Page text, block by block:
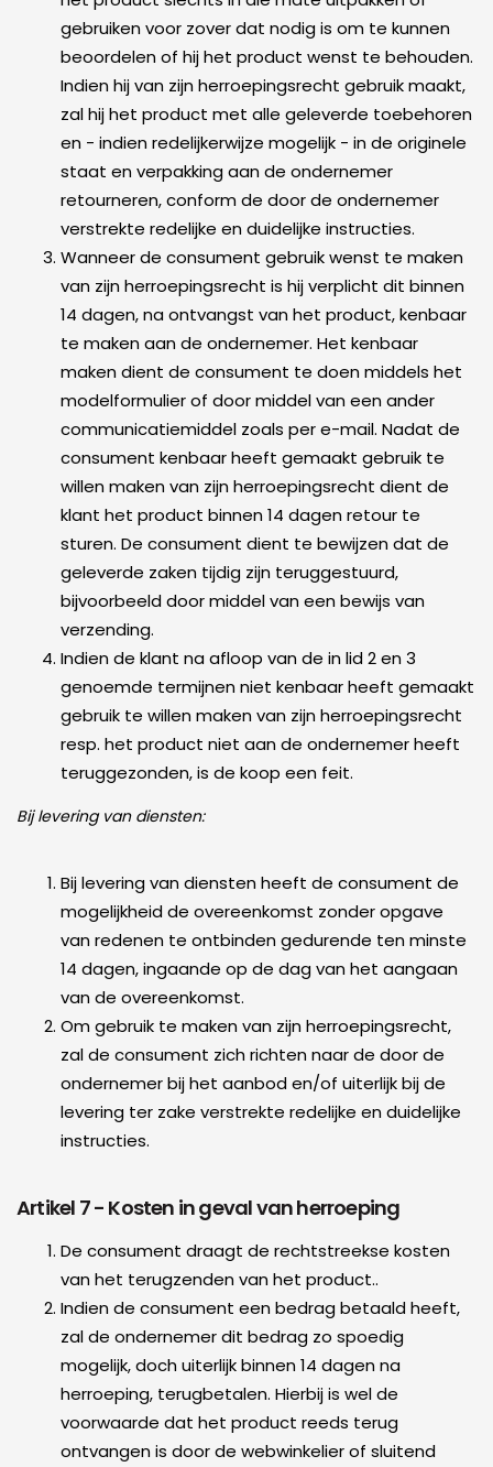
gebruiken voor zover dat nodig is om te kunnen
beoordelen of hij het product wenst te behouden.
Indien hij van zijn herroepingsrecht gebruik maakt,
zal hij het product met alle geleverde toebehoren
en - indien redelijkerwijze mogelijk - in de originele
staat en verpakking aan de ondernemer
retourneren, conform de door de ondernemer
verstrekte redelijke en duidelijke instructies.
Wanneer de consument gebruik wenst te maken
van zijn herroepingsrecht is hij verplicht dit binnen
14 dagen, na ontvangst van het product, kenbaar
te maken aan de ondernemer. Het kenbaar
maken dient de consument te doen middels het
modelformulier of door middel van een ander
communicatiemiddel zoals per e-mail. Nadat de
consument kenbaar heeft gemaakt gebruik te
willen maken van zijn herroepingsrecht dient de
klant het product binnen 14 dagen retour te
sturen. De consument dient te bewijzen dat de
geleverde zaken tijdig zijn teruggestuurd,
bijvoorbeeld door middel van een bewijs van
verzending.
Indien de klant na afloop van de in lid 2 en 3
genoemde termijnen niet kenbaar heeft gemaakt
gebruik te willen maken van zijn herroepingsrecht
resp. het product niet aan de ondernemer heeft
teruggezonden, is de koop een feit.
Bij levering van diensten:
Bij levering van diensten heeft de consument de
mogelijkheid de overeenkomst zonder opgave
van redenen te ontbinden gedurende ten minste
14 dagen, ingaande op de dag van het aangaan
van de overeenkomst.
Om gebruik te maken van zijn herroepingsrecht,
zal de consument zich richten naar de door de
ondernemer bij het aanbod en/of uiterlijk bij de
levering ter zake verstrekte redelijke en duidelijke
instructies.
Artikel 7 - Kosten in geval van herroeping
De consument draagt de rechtstreekse kosten
van het terugzenden van het product..
Indien de consument een bedrag betaald heeft,
zal de ondernemer dit bedrag zo spoedig
mogelijk, doch uiterlijk binnen 14 dagen na
herroeping, terugbetalen. Hierbij is wel de
voorwaarde dat het product reeds terug
ontvangen is door de webwinkelier of sluitend